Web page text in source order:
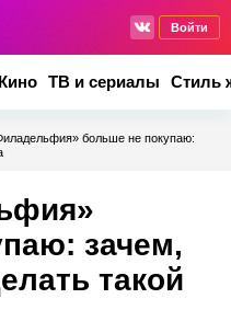
Войти
Кино ТВ и сериалы Стиль
больше не покупаю:
зачем,
такой